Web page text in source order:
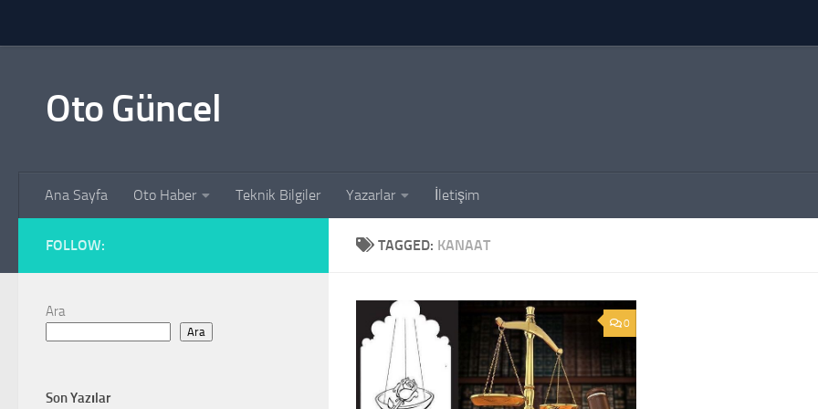
Oto Güncel
Ana Sayfa Oto Haber Teknik Bilgiler Yazarlar İletişim
TAGGED: KANAAT
0
FOLLOW:
Ara
Ara
Son Yazılar